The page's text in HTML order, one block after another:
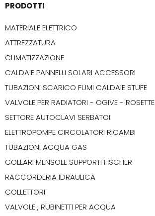
PRODOTTI
MATERIALE ELETTRICO
ATTREZZATURA
CLIMATIZZAZIONE
CALDAIE PANNELLI SOLARI ACCESSORI
TUBAZIONI SCARICO FUMI CALDAIE STUFE
VALVOLE PER RADIATORI - OGIVE - ROSETTE
SETTORE AUTOCLAVI SERBATOI
ELETTROPOMPE CIRCOLATORI RICAMBI
TUBAZIONI ACQUA GAS
COLLARI MENSOLE SUPPORTI FISCHER
RACCORDERIA IDRAULICA
COLLETTORI
VALVOLE , RUBINETTI PER ACQUA